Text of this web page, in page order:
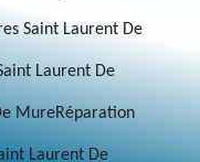
Saint Laurent De
Laurent De
MureRéparation
Laurent De